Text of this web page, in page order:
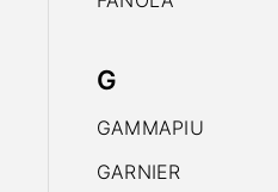
G
GAMMAPIU
GARNIER